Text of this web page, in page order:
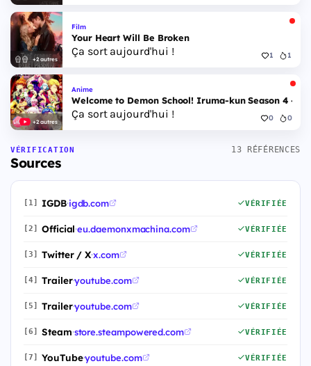
+2 autres
Film
Your Heart Will Be Broken
Ça sort aujourd'hui ! 1 1
+2 autres
Anime
Welcome to Demon School! Iruma-kun Season 4 -
Ça sort aujourd'hui ! 0 0
VÉRIFICATION
Sources
13 RÉFÉRENCES
[1] IGDB·igdb.com VÉRIFIÉE
[2] Official·eu.daemonxmachina.com VÉRIFIÉE
[3] Twitter / X·x.com VÉRIFIÉE
[4] Trailer·youtube.com VÉRIFIÉE
[5] Trailer·youtube.com VÉRIFIÉE
[6] Steam·store.steampowered.com VÉRIFIÉE
[7] YouTube·youtube.com VÉRIFIÉE